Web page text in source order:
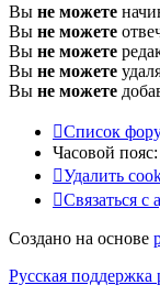
Вы не можете
Вы не можете
Вы не можете
Вы не можете
Вы не можете
Список
Часовой пояс:
Удалить
Связаться с
Создано на основе
Русская поддержка